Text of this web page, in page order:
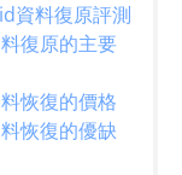
資料復原評測
復原的主要
恢復的價格
恢復的優缺